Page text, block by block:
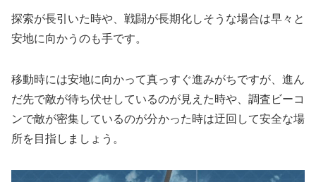
探索が長引いた時や、戦闘が長期化しそうな場合は早々と
安地に向かうのも手です。
移動時には安地に向かって真っすぐ進みがちですが、進ん
だ先で敵が待ち伏せしているのが見えた時や、調査ビーコ
ンで敵が密集しているのが分かった時は迂回して安全な場
所を目指しましょう。